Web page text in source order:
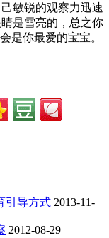
敏锐的观察力迅速
是雪亮的，总之你
是你最爱的宝宝。
引导方式 2013-11-
2012-08-29